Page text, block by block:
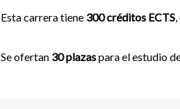
Esta carrera tiene 300 créditos ECTS
Se ofertan 30 plazaspara el estudio